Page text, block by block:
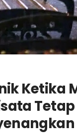
Ketika